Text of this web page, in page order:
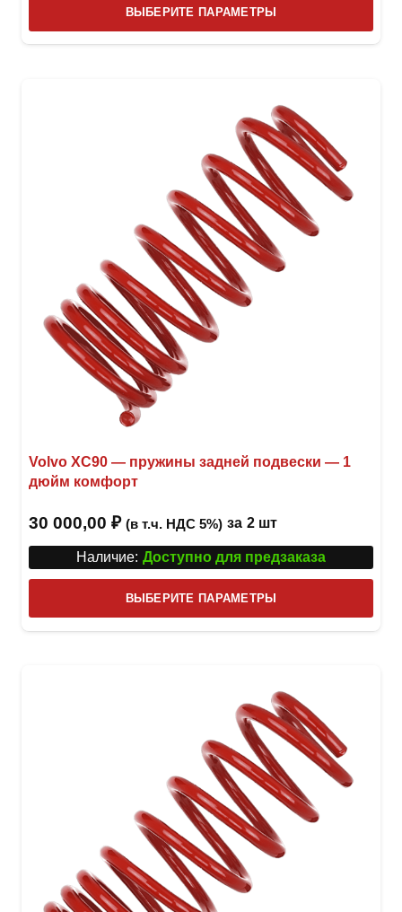
ВЫБЕРИТЕ ПАРАМЕТРЫ
товар
Volvo XC90 — пружины задней подвески — 1
дюйм комфорт
30 000,00 ₽ (в т.ч. НДС 5%) за 2 шт
Наличие: Доступно для предзаказа
ВЫБЕРИТЕ ПАРАМЕТРЫ
товар